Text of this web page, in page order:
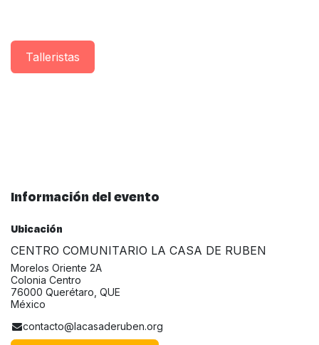
Taller​istas
Información del evento
Ubicación
CENTRO COMUNITARIO LA CASA DE RUBEN
Morelos Oriente 2A
Colonia Centro
76000 Querétaro, QUE
México
contacto@lacasaderuben.org